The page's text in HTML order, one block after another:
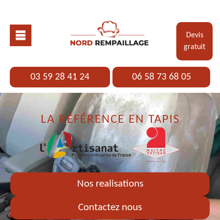
Devis
gratuit
03 59 28 41 24 06 58 73 68 05
LA RÉFÉRENCE EN TAPIS
Nos realisations
Contactez nous